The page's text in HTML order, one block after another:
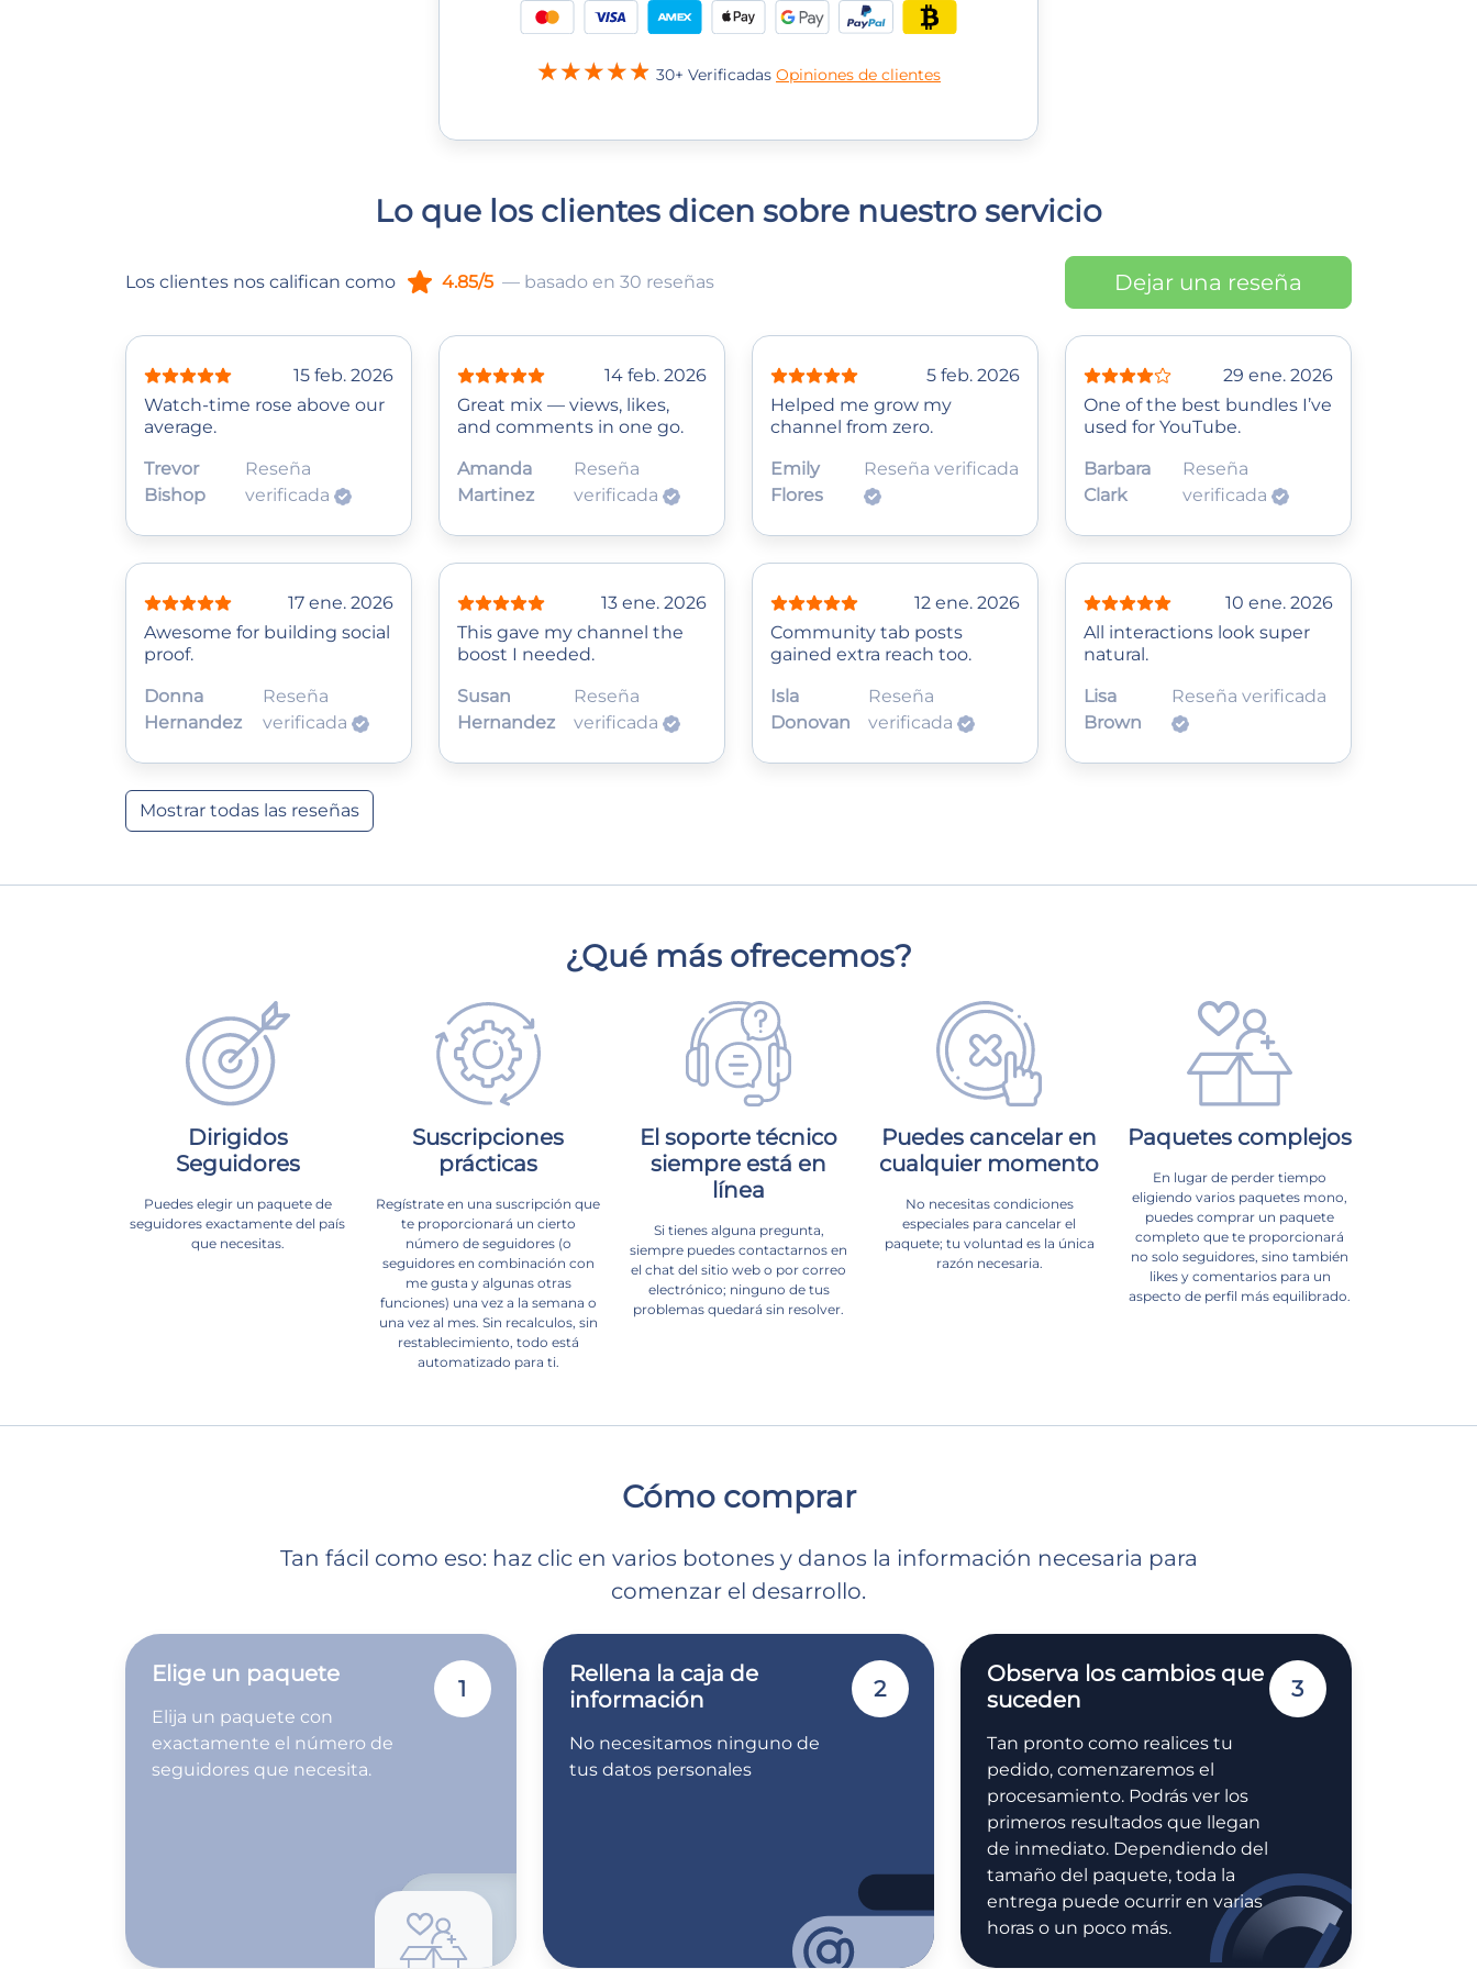
30+ Verificadas Opiniones de clientes
Lo que los clientes dicen sobre nuestro servicio
Los clientes nos califican como 4.85/5 — basado en 30 reseñas Dejar una reseña
15 feb. 2026
Watch‑time rose above our
average.
Trevor
Bishop
Reseña
verificada
14 feb. 2026
Great mix — views, likes,
and comments in one go.
Amanda
Martinez
Reseña
verificada
5 feb. 2026
Helped me grow my
channel from zero.
Emily
Flores
Reseña verificada
29 ene. 2026
One of the best bundles I’ve
used for YouTube.
Barbara
Clark
Reseña
verificada
17 ene. 2026
Awesome for building social
proof.
Donna
Hernandez
Reseña
verificada
13 ene. 2026
This gave my channel the
boost I needed.
Susan
Hernandez
Reseña
verificada
12 ene. 2026
Community tab posts
gained extra reach too.
Isla
Donovan
Reseña
verificada
10 ene. 2026
All interactions look super
natural.
Lisa
Brown
Reseña verificada
Mostrar todas las reseñas
¿Qué más ofrecemos?
Dirigidos
Seguidores
Puedes elegir un paquete de
seguidores exactamente del país
que necesitas.
Suscripciones
prácticas
Regístrate en una suscripción que
te proporcionará un cierto
número de seguidores (o
seguidores en combinación con
me gusta y algunas otras
funciones) una vez a la semana o
una vez al mes. Sin recalculos, sin
restablecimiento, todo está
automatizado para ti.
El soporte técnico
siempre está en
línea
Si tienes alguna pregunta,
siempre puedes contactarnos en
el chat del sitio web o por correo
electrónico; ninguno de tus
problemas quedará sin resolver.
Puedes cancelar en
cualquier momento
No necesitas condiciones
especiales para cancelar el
paquete; tu voluntad es la única
razón necesaria.
Paquetes complejos
En lugar de perder tiempo
eligiendo varios paquetes mono,
puedes comprar un paquete
completo que te proporcionará
no solo seguidores, sino también
likes y comentarios para un
aspecto de perfil más equilibrado.
Cómo comprar
Tan fácil como eso: haz clic en varios botones y danos la información necesaria para
comenzar el desarrollo.
Elige un paquete
Elija un paquete con
exactamente el número de
seguidores que necesita.
1
Rellena la caja de
información
No necesitamos ninguno de
tus datos personales
2
Observa los cambios que
suceden
Tan pronto como realices tu
pedido, comenzaremos el
procesamiento. Podrás ver los
primeros resultados que llegan
de inmediato. Dependiendo del
tamaño del paquete, toda la
entrega puede ocurrir en varias
horas o un poco más.
3